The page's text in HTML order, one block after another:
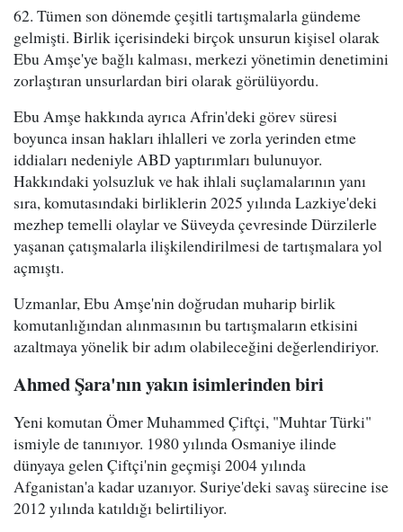
62. Tümen son dönemde çeşitli tartışmalarla gündeme
gelmişti. Birlik içerisindeki birçok unsurun kişisel olarak
Ebu Amşe'ye bağlı kalması, merkezi yönetimin denetimini
zorlaştıran unsurlardan biri olarak görülüyordu.
Ebu Amşe hakkında ayrıca Afrin'deki görev süresi
boyunca insan hakları ihlalleri ve zorla yerinden etme
iddiaları nedeniyle ABD yaptırımları bulunuyor.
Hakkındaki yolsuzluk ve hak ihlali suçlamalarının yanı
sıra, komutasındaki birliklerin 2025 yılında Lazkiye'deki
mezhep temelli olaylar ve Süveyda çevresinde Dürzilerle
yaşanan çatışmalarla ilişkilendirilmesi de tartışmalara yol
açmıştı.
Uzmanlar, Ebu Amşe'nin doğrudan muharip birlik
komutanlığından alınmasının bu tartışmaların etkisini
azaltmaya yönelik bir adım olabileceğini değerlendiriyor.
Ahmed Şara'nın yakın isimlerinden biri
Yeni komutan Ömer Muhammed Çiftçi, "Muhtar Türki"
ismiyle de tanınıyor. 1980 yılında Osmaniye ilinde
dünyaya gelen Çiftçi'nin geçmişi 2004 yılında
Afganistan'a kadar uzanıyor. Suriye'deki savaş sürecine ise
2012 yılında katıldığı belirtiliyor.